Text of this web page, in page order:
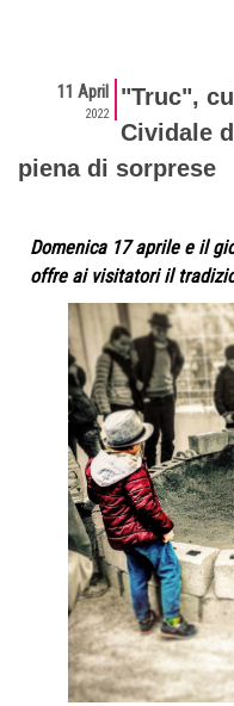
11 April
2022
"Truc",
Cividale
piena di sorprese
Domenica 17 aprile e il
offre ai visitatori il